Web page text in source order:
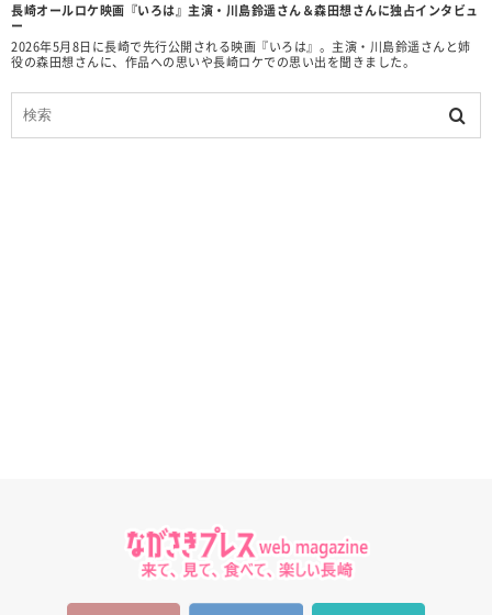
長崎オールロケ映画『いろは』主演・川島鈴遥さん＆森田想さんに独占インタビュ
ー
2026年5月8日に長崎で先行公開される映画『いろは』。主演・川島鈴遥さんと姉
役の森田想さんに、作品への思いや長崎ロケでの思い出を聞きました。